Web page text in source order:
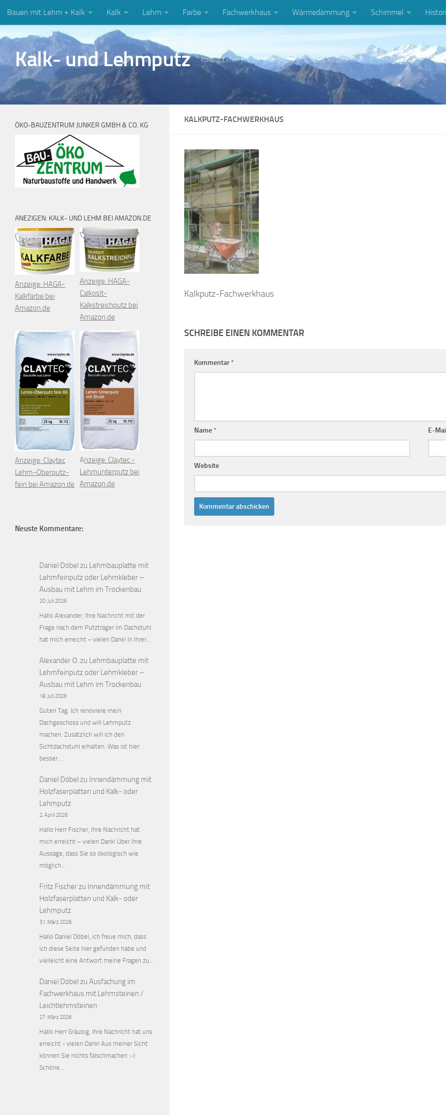
Zum Inhalt springen
Bauen mit Lehm + Kalk Kalk Lehm Farbe Fachwerkhaus Wärmedämmung Schimmel
Kalk- und Lehmputz Kalk & Lehm für ein gutes und gesundes Raumklima
KALKPUTZ-FACHWERKHAUS
Kalkputz-Fachwerkhaus
SCHREIBE EINEN KOMMENTAR
Kommentar*
Name* E-
Website
ÖKO-BAUZENTRUM JUNKER GMBH & CO. KG
ANEZIGEN: KALK- UND LEHM BEI AMAZON.DE
Anzeige: HAGA-
Kalkfarbe bei
Amazon.de
Anzeige: HAGA-
Calkosit-
Kalkstreichputz bei
Amazon.de
Anzeige: Claytec
Lehm-Oberputz-
fein bei Amazon.de
Anzeige: Claytec -
Lehmunterputz bei
Amazon.de
Neuste Kommentare:
Daniel Döbel zu Lehmbauplatte mit
Lehmfeinputz oder Lehmkleber –
Ausbau mit Lehm im Trockenbau
20. Juli 2026
Hallo Alexander, Ihre Nachricht mit der
Frage nach dem Putzträger im Dachstuhl
hat mich erreicht – vielen Dank! In Ihrer…
Alexander O. zu Lehmbauplatte mit
Lehmfeinputz oder Lehmkleber –
Ausbau mit Lehm im Trockenbau
18. Juli 2026
Guten Tag. Ich renoviere mein
Dachgeschoss und will Lehmputz
machen. Zusätzlich will ich den
Sichtdachstuhl erhalten. Was ist hier
besser…
Daniel Döbel zu Innendämmung mit
Holzfaserplatten und Kalk- oder
Lehmputz
2. April 2026
Hallo Herr Fischer, Ihre Nachricht hat
mich erreicht – vielen Dank! Über Ihre
Aussage, dass Sie so ökologisch wie
möglich…
Fritz Fischerzu Innendämmung mit
Holzfaserplatten und Kalk- oder
Lehmputz
31. März 2026
Hallo Daniel Döbel, ich freue mich, dass
ich diese Seite hier gefunden habe und
vielleicht eine Antwort meine Fragen zu…
Daniel Döbel zu Ausfachung im
Fachwerkhaus mit Lehmsteinen /
Leichtlehmsteinen
27. März 2026
Hallo Herr Gräubig, Ihre Nachricht hat uns
erreicht - vielen Dank! Aus meiner Sicht
können Sie nichts falschmachen :-)
Schöne…